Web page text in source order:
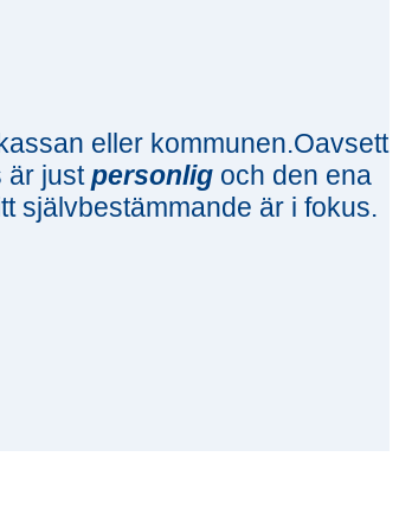
eller kommunen.Oavsett
är justpersonlig och den ena
självbestämmande är i fokus.